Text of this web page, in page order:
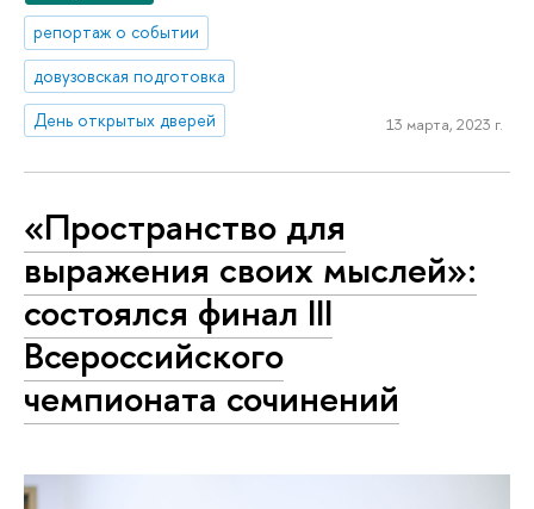
репортаж о событии
довузовская подготовка
День открытых дверей
13 марта, 2023 г.
«Пространство для
выражения своих мыслей»:
состоялся финал III
Всероссийского
чемпионата сочинений